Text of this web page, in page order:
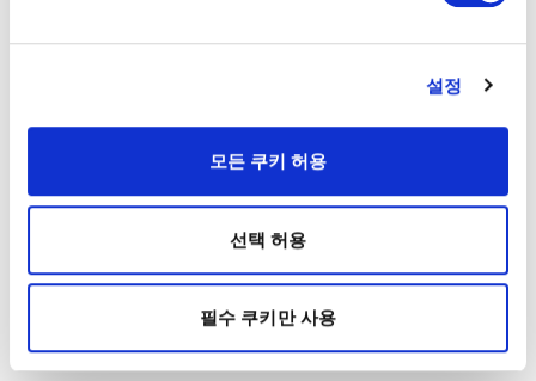
설정
모든 쿠키 허용
선택 허용
필수 쿠키만 사용